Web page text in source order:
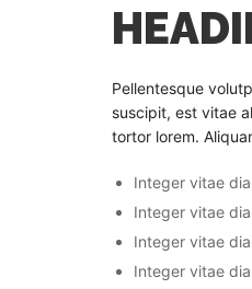
Pellentesque
suscipit, est vitae
tortor lorem.
Integer vitae
Integer vitae
Integer vitae
Integer vitae